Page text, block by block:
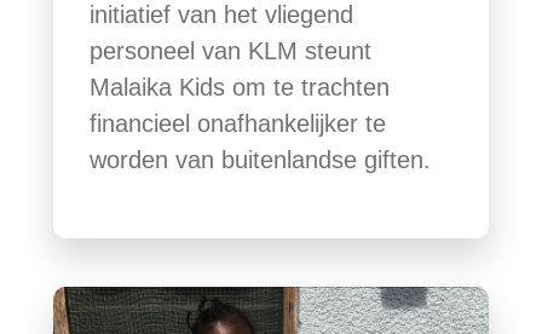
initiatief van het vliegend
personeel van KLM steunt
Malaika Kids om te trachten
financieel onafhankelijker te
worden van buitenlandse giften.